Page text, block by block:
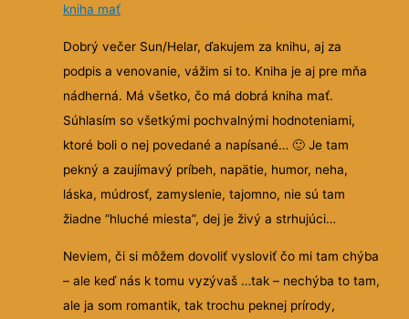
kniha mať
Dobrý večer Sun/Helar, ďakujem za knihu, aj za
podpis a venovanie, vážim si to. Kniha je aj pre mňa
nádherná. Má všetko, čo má dobrá kniha mať.
Súhlasím so všetkými pochvalnými hodnoteniami,
ktoré boli o nej povedané a napísané…🙂 Je tam
pekný a zaujímavý príbeh, napätie, humor, neha,
láska, múdrosť, zamyslenie, tajomno, nie sú tam
žiadne “hluché miesta”, dej je živý a strhujúci…
Neviem, či si môžem dovoliť vysloviť čo mi tam chýba
– ale keď nás k tomu vyzývaš …tak – nechýba to tam,
ale ja som romantik, tak trochu peknej prírody,